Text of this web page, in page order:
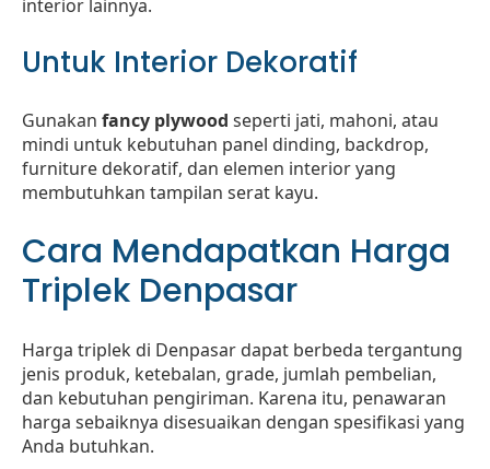
interior lainnya.
Untuk Interior Dekoratif
Gunakan fancy plywood seperti jati, mahoni, atau
mindi untuk kebutuhan panel dinding, backdrop,
furniture dekoratif, dan elemen interior yang
membutuhkan tampilan serat kayu.
Cara Mendapatkan Harga
Triplek Denpasar
Harga triplek di Denpasar dapat berbeda tergantung
jenis produk, ketebalan, grade, jumlah pembelian,
dan kebutuhan pengiriman. Karena itu, penawaran
harga sebaiknya disesuaikan dengan spesifikasi yang
Anda butuhkan.